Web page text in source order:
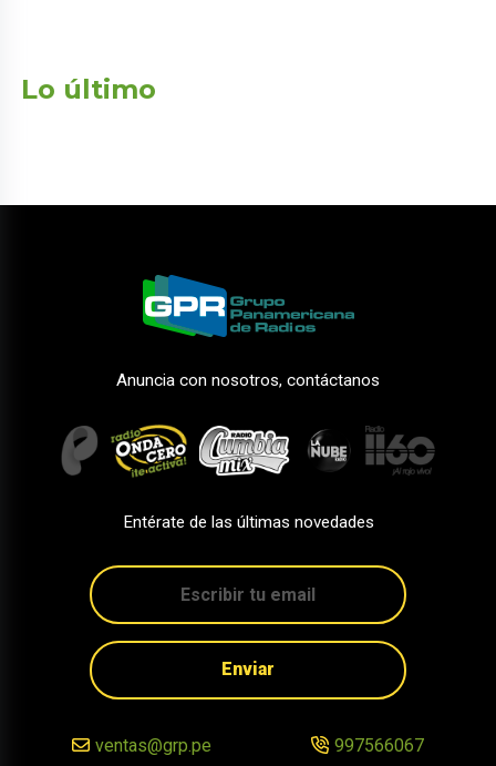
Lo último
Anuncia con nosotros, contáctanos
Entérate de las últimas novedades
Enviar
ventas@grp.pe 997566067